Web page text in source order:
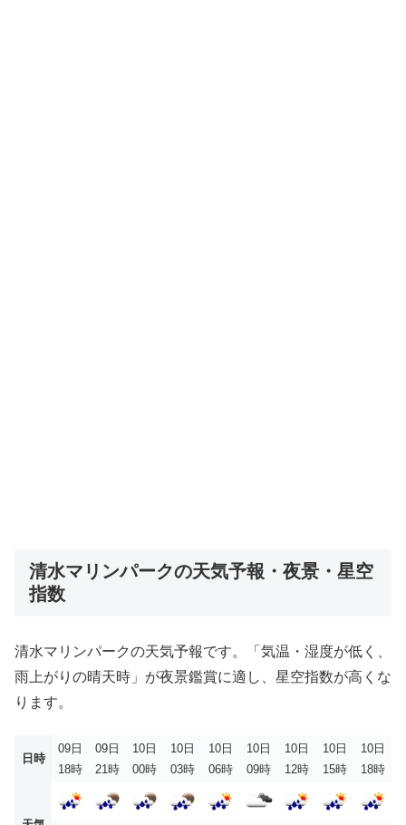
清水マリンパークの天気予報・夜景・星空
指数
清水マリンパークの天気予報です。「気温・湿度が低く、
雨上がりの晴天時」が夜景鑑賞に適し、星空指数が高くな
ります。
日時
09日
18時
09日
21時
10日
00時
10日
03時
10日
06時
10日
09時
10日
12時
10日
15時
10日
18時